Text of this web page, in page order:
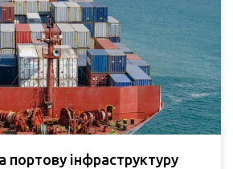
портову інфраструктуру